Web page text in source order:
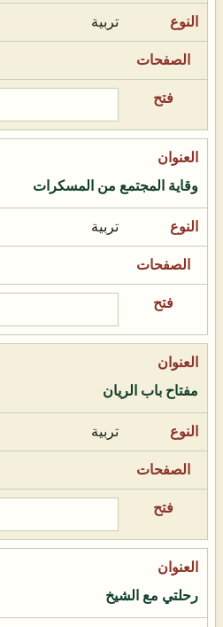
تربية
وقاية المجتمع من المسكرات
تربية
مفتاح باب الريان
تربية
رحلتي مع الشيخ